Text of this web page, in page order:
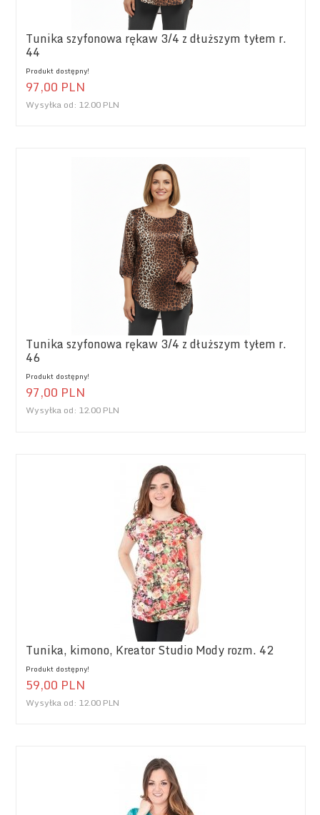
Tunika szyfonowa rękaw 3/4 z dłuższym tyłem r.
44
Produkt dostępny!
97,00 PLN
Wysyłka od: 12.00 PLN
Tunika szyfonowa rękaw 3/4 z dłuższym tyłem r.
46
Produkt dostępny!
97,00 PLN
Wysyłka od: 12.00 PLN
Tunika, kimono, Kreator Studio Mody rozm. 42
Produkt dostępny!
59,00 PLN
Wysyłka od: 12.00 PLN